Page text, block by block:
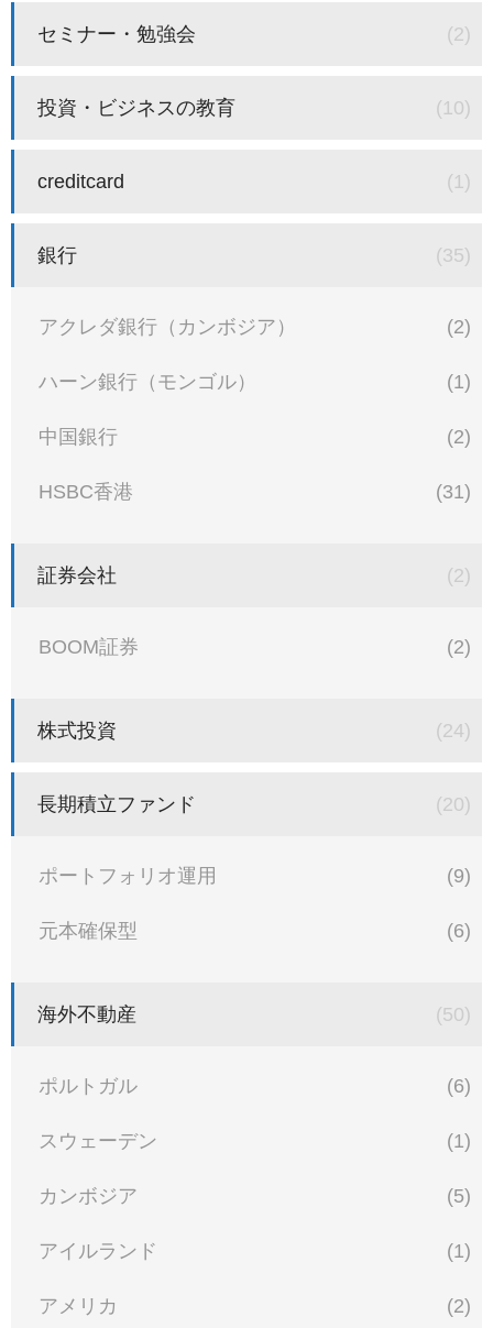
セミナー・勉強会 (2)
投資・ビジネスの教育 (10)
creditcard (1)
銀行 (35)
アクレダ銀行（カンボジア） (2)
ハーン銀行（モンゴル） (1)
中国銀行 (2)
HSBC香港 (31)
証券会社 (2)
BOOM証券 (2)
株式投資 (24)
長期積立ファンド (20)
ポートフォリオ運用 (9)
元本確保型 (6)
海外不動産 (50)
ポルトガル (6)
スウェーデン (1)
カンボジア (5)
アイルランド (1)
アメリカ (2)